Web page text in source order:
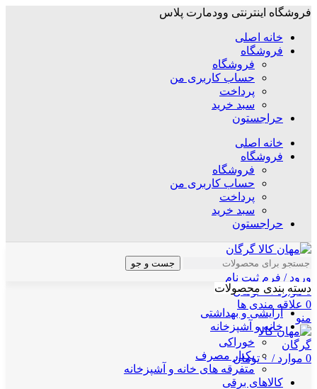
فروشگاه اینترنتی وودمارت پلاس
خانه اصلی
فروشگاه
فروشگاه
حساب کاربری من
پرداخت
سبد خرید
حراجستون
خانه اصلی
فروشگاه
فروشگاه
حساب کاربری من
پرداخت
سبد خرید
حراجستون
جست و جو
ورود / فرم ثبت نام
0 موارد / ۰ تومان
0 علاقه مندی ها
منو
0 موارد / ۰ تومان
دسته بندی محصولات
آرایشی و بهداشتی
خانه و آشپزخانه
خوراکی
یکبار مصرف
متفرقه های خانه و آشپزخانه
کالاهای برقی